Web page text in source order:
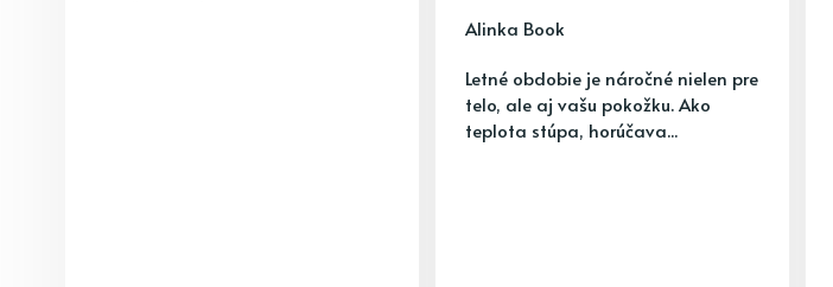
Alinka Book
Letné obdobie je náročné nielen pre
telo, ale aj vašu pokožku. Ako
teplota stúpa, horúčava...